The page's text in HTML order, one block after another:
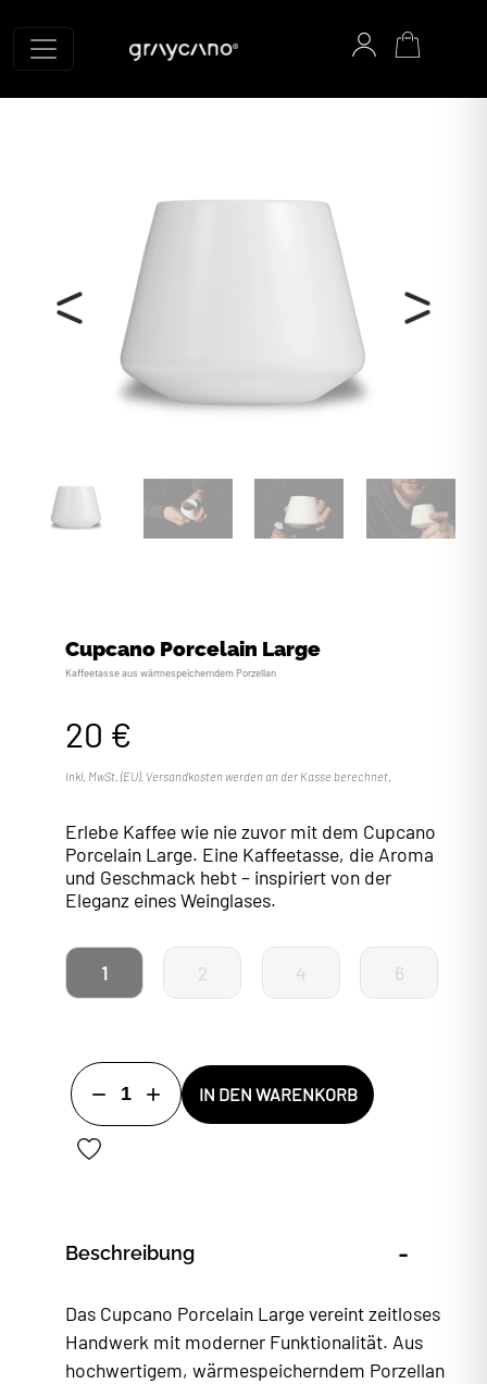
Graycano Startseite
Cupcano Porcelain Large
Kaffeetasse aus wärmespeicherndem Porzellan
20 €
Inkl. MwSt. (EU). Versandkosten werden an der Kasse berechnet.
Erlebe Kaffee wie nie zuvor mit dem Cupcano
Porcelain Large. Eine Kaffeetasse, die Aroma
und Geschmack hebt – inspiriert von der
Eleganz eines Weinglases.
1 2 4 6
1 IN DEN WARENKORB
Beschreibung -
Das Cupcano Porcelain Large vereint zeitloses
Handwerk mit moderner Funktionalität. Aus
hochwertigem, wärmespeicherndem Porzellan